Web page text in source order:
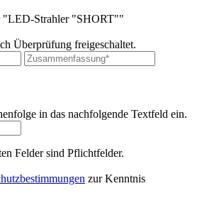
"LED-Strahler "SHORT""
Überprüfung freigeschaltet.
in das nachfolgende Textfeld ein.
Felder sind Pflichtfelder.
zur Kenntnis